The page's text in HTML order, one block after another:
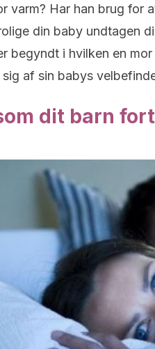
varm? Har han brug for
din baby undtagen
begyndt i hvilken en
af sin babys
dit barn